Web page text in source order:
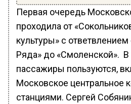
Первая очередь
проходила от
культуры» с ответвлением
Ряда» до «Смоленской».
пассажиры пользуются,
Московское центральное
станциями. Сергей